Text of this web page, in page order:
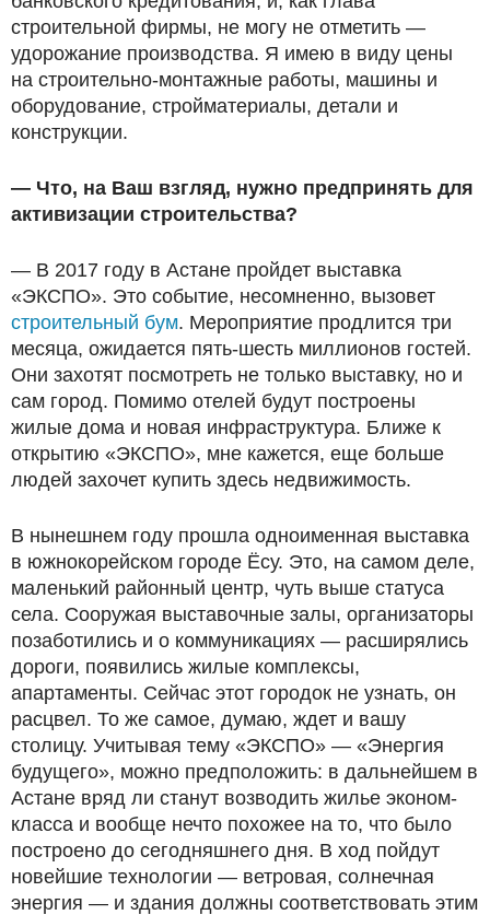
строительной фирмы, не могу не отметить —
удорожание производства. Я имею в виду цены
на строительно-монтажные работы, машины и
оборудование, стройматериалы, детали и
конструкции.
— Что, на Ваш взгляд, нужно предпринять для
активизации строительства?
— В 2017 году в Астане пройдет выставка
«ЭКСПО». Это событие, несомненно, вызовет
строительный бум. Мероприятие продлится три
месяца, ожидается пять-шесть миллионов гостей.
Они захотят посмотреть не только выставку, но и
сам город. Помимо отелей будут построены
жилые дома и новая инфраструктура. Ближе к
открытию «ЭКСПО», мне кажется, еще больше
людей захочет купить здесь недвижимость.
В нынешнем году прошла одноименная выставка
в южнокорейском городе Ёсу. Это, на самом деле,
маленький районный центр, чуть выше статуса
села. Сооружая выставочные залы, организаторы
позаботились и о коммуникациях — расширялись
дороги, появились жилые комплексы,
апартаменты. Сейчас этот городок не узнать, он
расцвел. То же самое, думаю, ждет и вашу
столицу. Учитывая тему «ЭКСПО» — «Энергия
будущего», можно предположить: в дальнейшем в
Астане вряд ли станут возводить жилье эконом-
класса и вообще нечто похожее на то, что было
построено до сегодняшнего дня. В ход пойдут
новейшие технологии — ветровая, солнечная
энергия — и здания должны соответствовать этим